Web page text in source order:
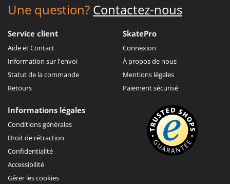
Une question? Contactez-nous
Service client
Aide et Contact
Information sur l'envoi
Statut de la commande
Retours
SkatePro
Connexion
À propos de nous
Mentions légales
Paiement sécurisé
Informations légales
Conditions générales
Droit de rétraction
Confidentialité
Accessibilité
Gérer les cookies